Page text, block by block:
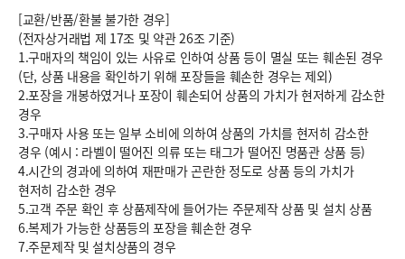
[교환/반품/환불 불가한 경우]
(전자상거래법 제 17조 및 약관 26조 기준)
1.구매자의 책임이 있는 사유로 인하여 상품 등이 멸실 또는 훼손된 경우
(단, 상품 내용을 확인하기 위해 포장들을 훼손한 경우는 제외)
2.포장을 개봉하였거나 포장이 훼손되어 상품의 가치가 현저하게 감소한
경우
3.구매자 사용 또는 일부 소비에 의하여 상품의 가치를 현저히 감소한
경우 (예시 : 라벨이 떨어진 의류 또는 태그가 떨어진 명품관 상품 등)
4.시간의 경과에 의하여 재판매가 곤란한 정도로 상품 등의 가치가
현저히 감소한 경우
5.고객 주문 확인 후 상품제작에 들어가는 주문제작 상품 및 설치 상품
6.복제가 가능한 상품등의 포장을 훼손한 경우
7.주문제작 및 설치상품의 경우